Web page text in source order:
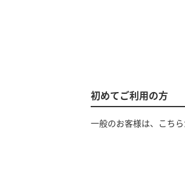
初めてご利用の方
一般のお客様は、こち